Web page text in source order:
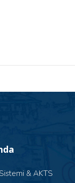
& AKTS